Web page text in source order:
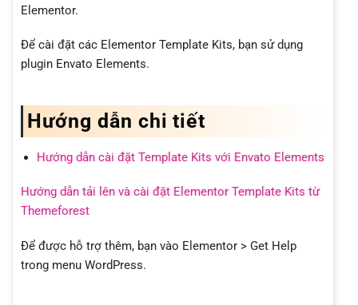
Elementor.
Để cài đặt các Elementor Template Kits, bạn sử dụng
plugin Envato Elements.
Hướng dẫn chi tiết
Hướng dẫn cài đặt Template Kits với Envato Elements
Hướng dẫn tải lên và cài đặt Elementor Template Kits từ
Themeforest
Để được hỗ trợ thêm, bạn vào Elementor > Get Help
trong menu WordPress.